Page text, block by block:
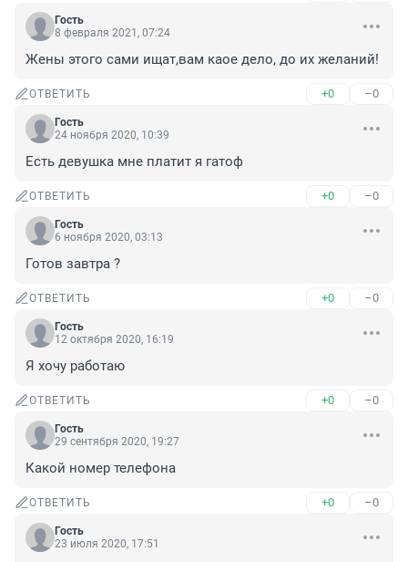
Гость
8 февраля 2021, 07:24
Жены этого сами ищат,вам каое дело, до их желаний!
ОТВЕТИТЬ +0 –0
Гость
24 ноября 2020, 10:39
Есть девушка мне платит я гатоф
ОТВЕТИТЬ +0 –0
Гость
6 ноября 2020, 03:13
Готов завтра ?
ОТВЕТИТЬ +0 –0
Гость
12 октября 2020, 16:19
Я хочу работаю
ОТВЕТИТЬ +0 –0
Гость
29 сентября 2020, 19:27
Какой номер телефона
ОТВЕТИТЬ +0 –0
Гость
23 июля 2020, 17:51